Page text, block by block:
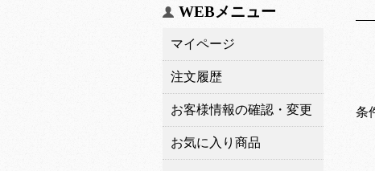
WEBメニュー
マイページ
注文履歴
お客様情報の確認・変更
お気に入り商品
条